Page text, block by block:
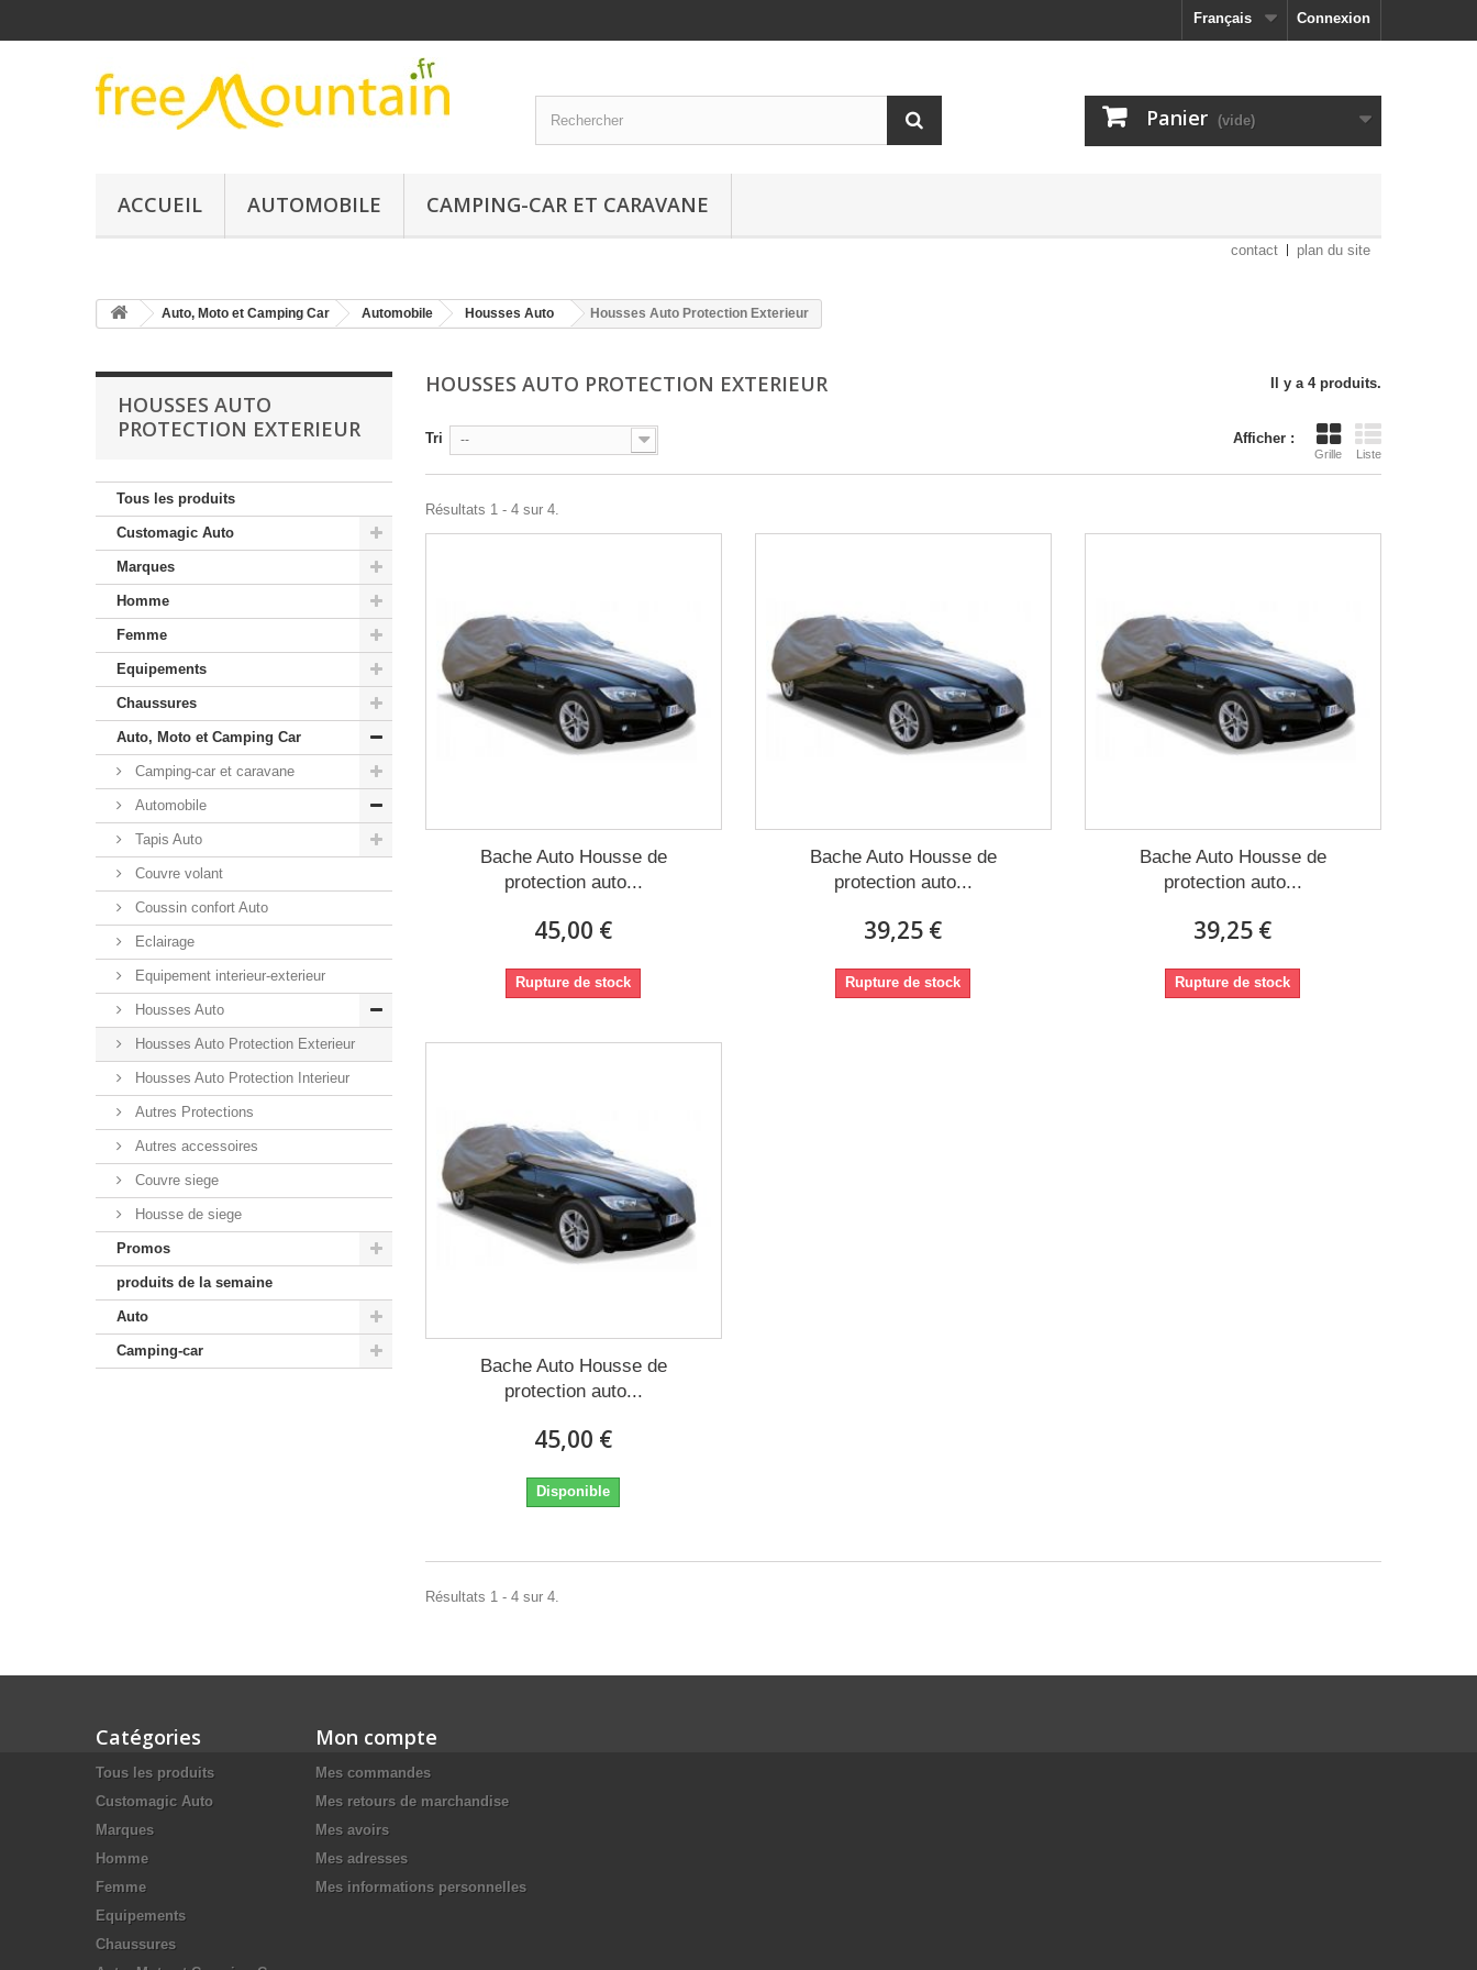
Connexion
Français
Panier (vide)
ACCUEIL AUTOMOBILE CAMPING-CAR ET CARAVANE
contact plan du site
Auto, Moto et Camping Car Automobile Housses Auto Housses Auto Protection Exterieur
HOUSSES AUTO
PROTECTION EXTERIEUR
Tous les produits
Customagic Auto
Marques
Homme
Femme
Equipements
Chaussures
Auto, Moto et Camping Car
Camping-car et caravane
Automobile
Tapis Auto
Couvre volant
Coussin confort Auto
Eclairage
Equipement interieur-exterieur
Housses Auto
Housses Auto Protection Exterieur
Housses Auto Protection Interieur
Autres Protections
Autres accessoires
Couvre siege
Housse de siege
Promos
produits de la semaine
Auto
Camping-car
HOUSSES AUTO PROTECTION EXTERIEUR Il y a 4 produits.
Afficher :
Grille Liste
Tri --
Résultats 1 - 4 sur 4.
Bache Auto Housse de
protection auto...
45,00 €
Rupture de stock
Bache Auto Housse de
protection auto...
39,25 €
Rupture de stock
Bache Auto Housse de
protection auto...
39,25 €
Rupture de stock
Bache Auto Housse de
protection auto...
45,00 €
Disponible
Résultats 1 - 4 sur 4.
Catégories
Tous les produits
Customagic Auto
Marques
Homme
Femme
Equipements
Chaussures
Mon compte
Mes commandes
Mes retours de marchandise
Mes avoirs
Mes adresses
Mes informations personnelles